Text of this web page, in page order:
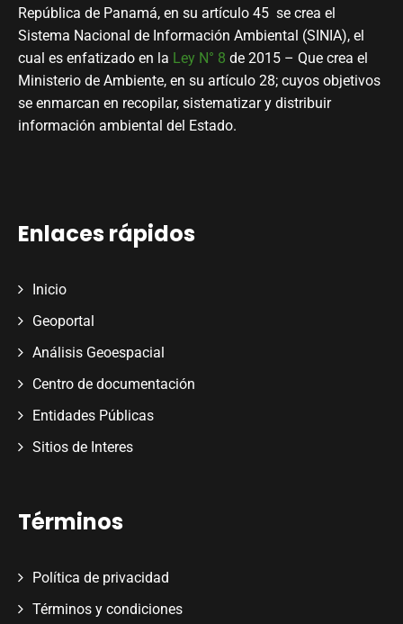
República de Panamá, en su artículo 45 se crea el
Sistema Nacional de Información Ambiental (SINIA), el
cual es enfatizado en la Ley N° 8 de 2015 – Que crea el
Ministerio de Ambiente, en su artículo 28; cuyos objetivos
se enmarcan en recopilar, sistematizar y distribuir
información ambiental del Estado.
Enlaces rápidos
Inicio
Geoportal
Análisis Geoespacial
Centro de documentación
Entidades Públicas
Sitios de Interes
Términos
Política de privacidad
Términos y condiciones